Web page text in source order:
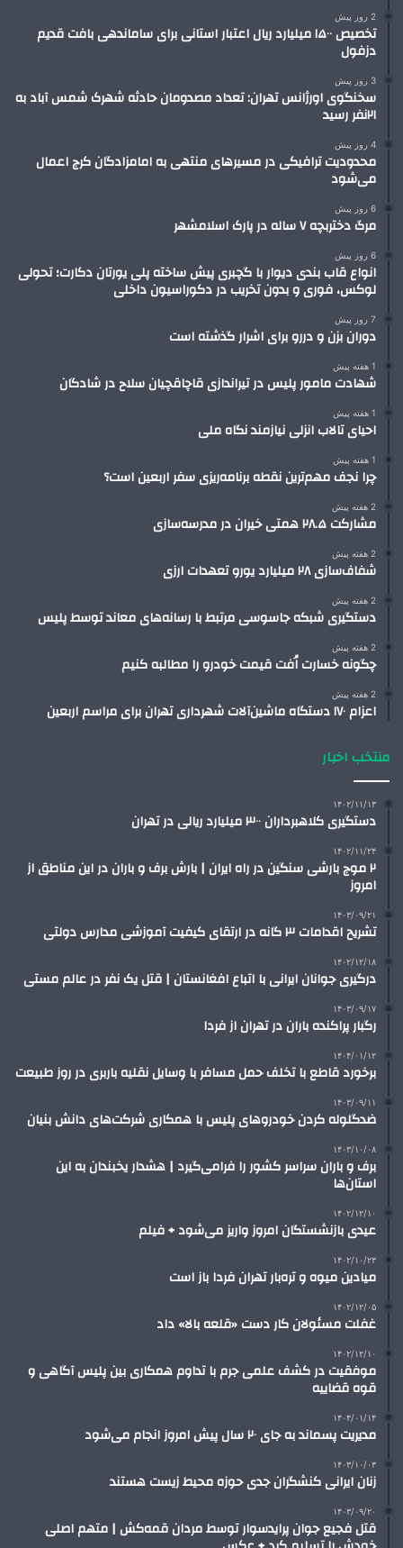
2 روز پیش
تخصیص ۱۵۰۰ میلیارد ریال اعتبار استانی برای ساماندهی بافت قدیم
دزفول
3 روز پیش
سخنگوی اورژانس تهران: تعداد مصدومان حادثه شهرک شمس آباد به
۲۱نفر رسید
4 روز پیش
محدودیت ترافیکی در مسیرهای منتهی به امامزادگان کرج اعمال
می‌شود
6 روز پیش
مرگ دختربچه ۷ ساله در پارک اسلامشهر
6 روز پیش
انواع قاب بندی دیوار با گچبری پیش ساخته پلی یورتان دکارت؛ تحولی
لوکس، فوری و بدون تخریب در دکوراسیون داخلی
7 روز پیش
دوران بزن و دررو برای اشرار گذشته است
1 هفته پیش
شهادت مامور پلیس در تیراندازی قاچاقچیان سلاح در شادگان
1 هفته پیش
احیای تالاب انزلی نیازمند نگاه ملی
1 هفته پیش
چرا نجف مهم‌ترین نقطه برنامه‌ریزی سفر اربعین است؟
2 هفته پیش
مشارکت ۲۸.۵ همتی خیران در مدرسه‌سازی
2 هفته پیش
شفاف‌سازی ۲۸ میلیارد یورو تعهدات ارزی
2 هفته پیش
دستگیری شبکه جاسوسی مرتبط با رسانه‌های معاند توسط پلیس
2 هفته پیش
چگونه خسارت اُفت قیمت خودرو را مطالبه کنیم
2 هفته پیش
اعزام ۱۷۰ دستگاه ماشین‌آلات شهرداری تهران برای مراسم اربعین
منتخب اخبار
۱۴۰۲/۱۱/۱۳
دستگیری کلاهبرداران ۳۰۰ میلیارد ریالی در تهران
۱۴۰۲/۱۱/۲۴
۲ موج‌ بارشی سنگین در راه ایران | بارش برف و باران در این مناطق از
امروز
۱۴۰۳/۰۹/۲۱
تشریح اقدامات ۳ گانه در ارتقای کیفیت آموزشی مدارس دولتی
۱۴۰۲/۱۲/۱۸
درگیری جوانان ایرانی با اتباع افغانستان | قتل یک نفر در عالم مستی
۱۴۰۳/۰۹/۱۷
رگبار پراکنده باران در تهران از فردا
۱۴۰۴/۰۱/۱۲
برخورد قاطع با تخلف حمل مسافر با وسایل نقلیه باربری در روز طبیعت
۱۴۰۳/۰۹/۱۱
ضدگلوله کردن خودروهای پلیس با همکاری شرکت‌های دانش بنیان
۱۴۰۳/۱۰/۰۸
برف و باران سراسر کشور را فرامی‌گیرد | هشدار یخبندان به این
استان‌ها
۱۴۰۲/۱۲/۱۰
عیدی بازنشستگان امروز واریز می‌شود + فیلم
۱۴۰۲/۱۰/۲۳
میادین میوه و تره‌بار تهران فردا باز است
۱۴۰۲/۱۲/۰۵
غفلت مسئولان کار دست «قلعه بالا» داد
۱۴۰۲/۱۲/۱۰
موفقیت در کشف علمی جرم با تداوم همکاری بین پلیس آگاهی و
قوه قضاییه
۱۴۰۴/۰۱/۱۴
مدیریت پسماند به جای ۲۰ سال پیش امروز انجام می‌شود
۱۴۰۳/۱۰/۰۳
زنان ایرانی کنشگران جدی حوزه محیط‌ زیست هستند
۱۴۰۳/۰۹/۲۰
قتل فجیع جوان پرایدسوار توسط مردان قمه‌کش‌ | متهم اصلی